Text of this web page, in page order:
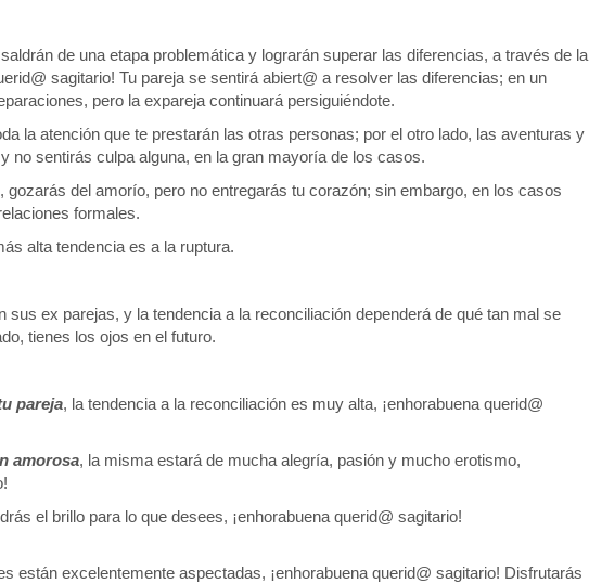
de una etapa problemática y lograrán superar las diferencias, a través de la
sagitario! Tu pareja se sentirá abiert@ a resolver las diferencias; en un
pero la expareja continuará persiguiéndote.
la atención que te prestarán las otras personas; por el otro lado, las aventuras y
no sentirás culpa alguna, en la gran mayoría de los casos.
, gozarás del amorío, pero no entregarás tu corazón; sin embargo, en los casos
formales.
alta tendencia es a la ruptura.
sus ex parejas, y la tendencia a la reconciliación dependerá de qué tan mal se
tienes los ojos en el futuro.
pareja, la tendencia a la reconciliación es muy alta, ¡enhorabuena querid@
amorosa, la misma estará de mucha alegría, pasión y mucho erotismo,
el brillo para lo que desees, ¡enhorabuena querid@ sagitario!
están excelentemente aspectadas, ¡enhorabuena querid@ sagitario! Disfrutarás